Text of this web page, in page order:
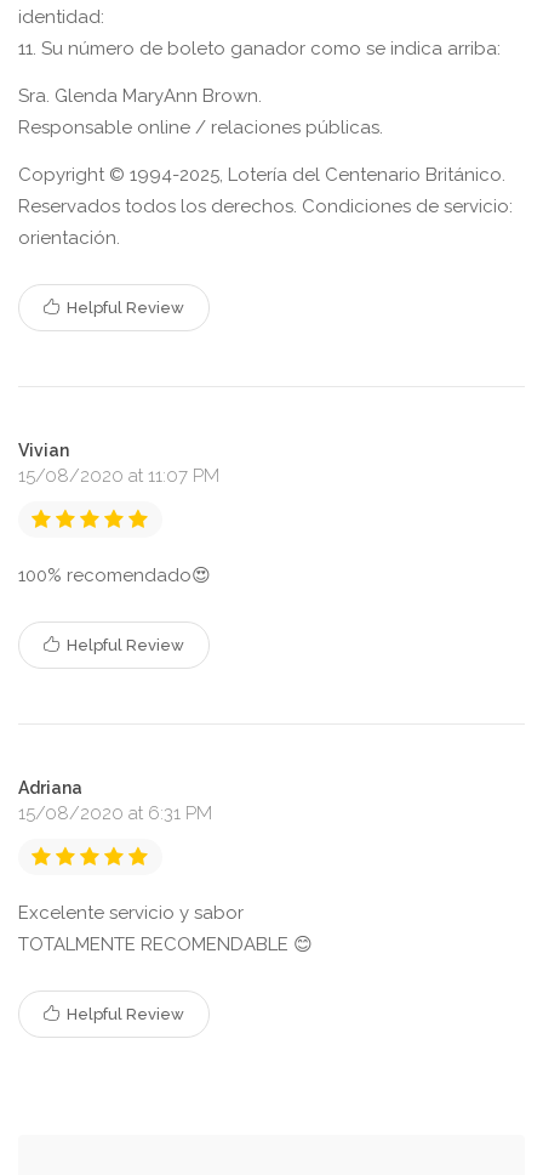
identidad:
11. Su número de boleto ganador como se indica arriba:
Sra. Glenda MaryAnn Brown.
Responsable online / relaciones públicas.
Copyright © 1994-2025, Lotería del Centenario Británico.
Reservados todos los derechos. Condiciones de servicio:
orientación.
Helpful Review
Vivian
15/08/2020 at 11:07 PM
100% recomendado😍
Helpful Review
Adriana
15/08/2020 at 6:31 PM
Excelente servicio y sabor
TOTALMENTE RECOMENDABLE 😊
Helpful Review